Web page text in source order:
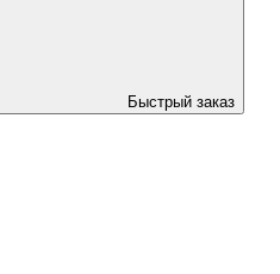
Быстрый заказ